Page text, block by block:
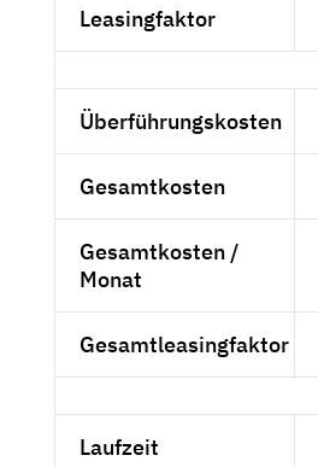
Leasingfaktor
Überführungskosten
Gesamtkosten
Gesamtkosten /
Monat
Gesamtleasingfaktor
Laufzeit